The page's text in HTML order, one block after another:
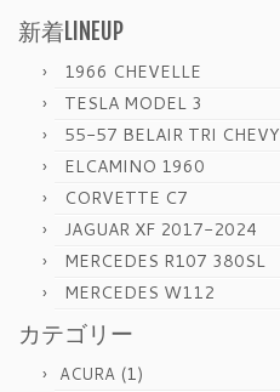
新着LINEUP
1966 CHEVELLE
TESLA MODEL 3
55-57 BELAIR TRI CHEVY
ELCAMINO 1960
CORVETTE C7
JAGUAR XF 2017-2024
MERCEDES R107 380SL
MERCEDES W112
カテゴリー
ACURA (1)